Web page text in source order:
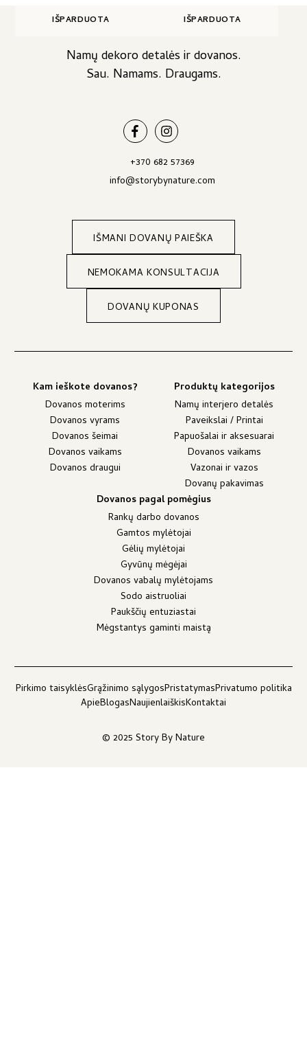
IŠPARDUOTA IŠPARDUOTA
Namų dekoro detalės ir dovanos.
Sau. Namams. Draugams.
+370 682 57369
info@storybynature.com
IŠMANI DOVANŲ PAIEŠKA
NEMOKAMA KONSULTACIJA
DOVANŲ KUPONAS
Kam ieškote dovanos?
Dovanos moterims
Dovanos vyrams
Dovanos šeimai
Dovanos vaikams
Dovanos draugui
Produktų kategorijos
Namų interjero detalės
Paveikslai / Printai
Papuošalai ir aksesuarai
Dovanos vaikams
Vazonai ir vazos
Dovanų pakavimas
Dovanos pagal pomėgius
Rankų darbo dovanos
Gamtos mylėtojai
Gėlių mylėtojai
Gyvūnų mėgėjai
Dovanos vabalų mylėtojams
Sodo aistruoliai
Paukščių entuziastai
Mėgstantys gaminti maistą
© 2025 Story By Nature
Pirkimo taisyklėsGrąžinimo sąlygosPristatymasPrivatumo politika
ApieBlogasNaujienlaiškisKontaktai